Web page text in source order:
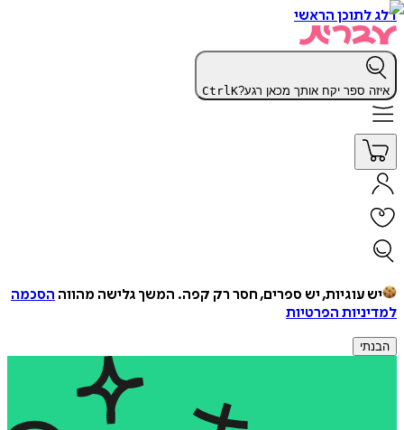
דלג לתוכן הראשי
איזה ספר יקח אותך מכאן רגע? CtrlK
יש עוגיות, יש ספרים, חסר רק קפה. המשך גלישה מהווה הסכמה
למדיניות הפרטיות
הבנתי